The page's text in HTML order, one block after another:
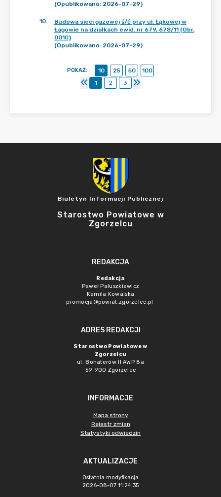
(Opublikowano: 2026-07-29)
10.
Budowa sieci gazowej ś/ć przy ul. Łąkowej w
Łagowie na działkach ewid. nr 679, 678/11 (Obr.
0010)
(Opublikowano: 2026-07-29)
POKAŻ: 10 25 50
100
1
2 3
Biuletyn Informacji Publicznej
Starostwo Powiatowe w
Zgorzelcu
REDAKCJA
Redakcja
Paweł Paluszkiewicz
Kamila Kowalska
promocja@powiat.zgorzelec.pl
ADRES REDAKCJI
Starostwo Powiatowe w
Zgorzelcu
ul. Bohaterów II AWP 8a
59-900 Zgorzelec
INFORMACJE
Mapa strony
Rejestr zmian
Statystyki odwiedzin
AKTUALIZACJE
Ostatnia modyfikacja
2026-08-07 11:24:35